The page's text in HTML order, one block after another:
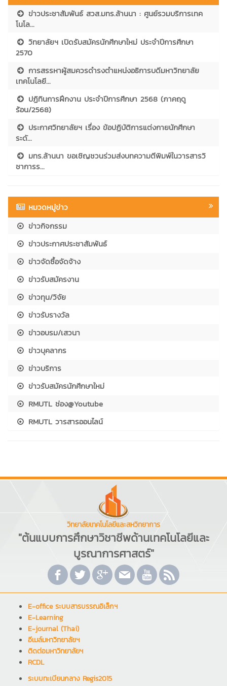
ข่าวประชาสัมพันธ์ สวส.มทร.ล้านนา : ศูนย์รวมบริการเทค
โนโล...
วิทยาลัยฯ เปิดรับสมัครนักศึกษาใหม่ ประจำปีการศึกษา
2570
การสรรหาผู้สมควรดำรงตำแหน่งอธิการบดีมหาวิทยาลัย
เทคโนโลยี...
ปฏิทินการฝึกงาน ประจำปีการศึกษา 2568 (ภาคฤดู
ร้อน/2568)
ประกาศวิทยาลัยฯ เรื่อง ข้อปฏิบัติการแต่งกายนักศึกษา
ระดั...
มทร.ล้านนา ขอเชิญชวนร่วมส่งบทความตีพิมพ์ในวารสารวิ
ชาการร...
หมวดหมู่ข่าว
ข่าวกิจกรรม
ข่าวประกาศประชาสัมพันธ์
ข่าวจัดซื้อจัดจ้าง
ข่าวรับสมัครงาน
ข่าวทุน/วิจัย
ข่าวรับรางวัล
ข่าวอบรม/เสวนา
ข่าวบุคลากร
ข่าวบริการ
ข่าวรับสมัครนักศึกษาใหม่
RMUTL ช่อง@Youtube
RMUTL วารสารออนไลน์
วิทยาลัยเทคโนโลยีและสหวิทยาการ
"ต้นแบบการศึกษาวิชาชีพด้านเทคโนโลยีและ
บูรณาการศาสตร์"
E-office ระบบสารบรรณอิเล็กฯ
E-Learning
E-journal (Thai)
อีเมล์มหาวิทยาลัยฯ
ติดต่อมหาวิทยาลัยฯ
RCDL
ระบบทะเบียนกลาง Regis2015